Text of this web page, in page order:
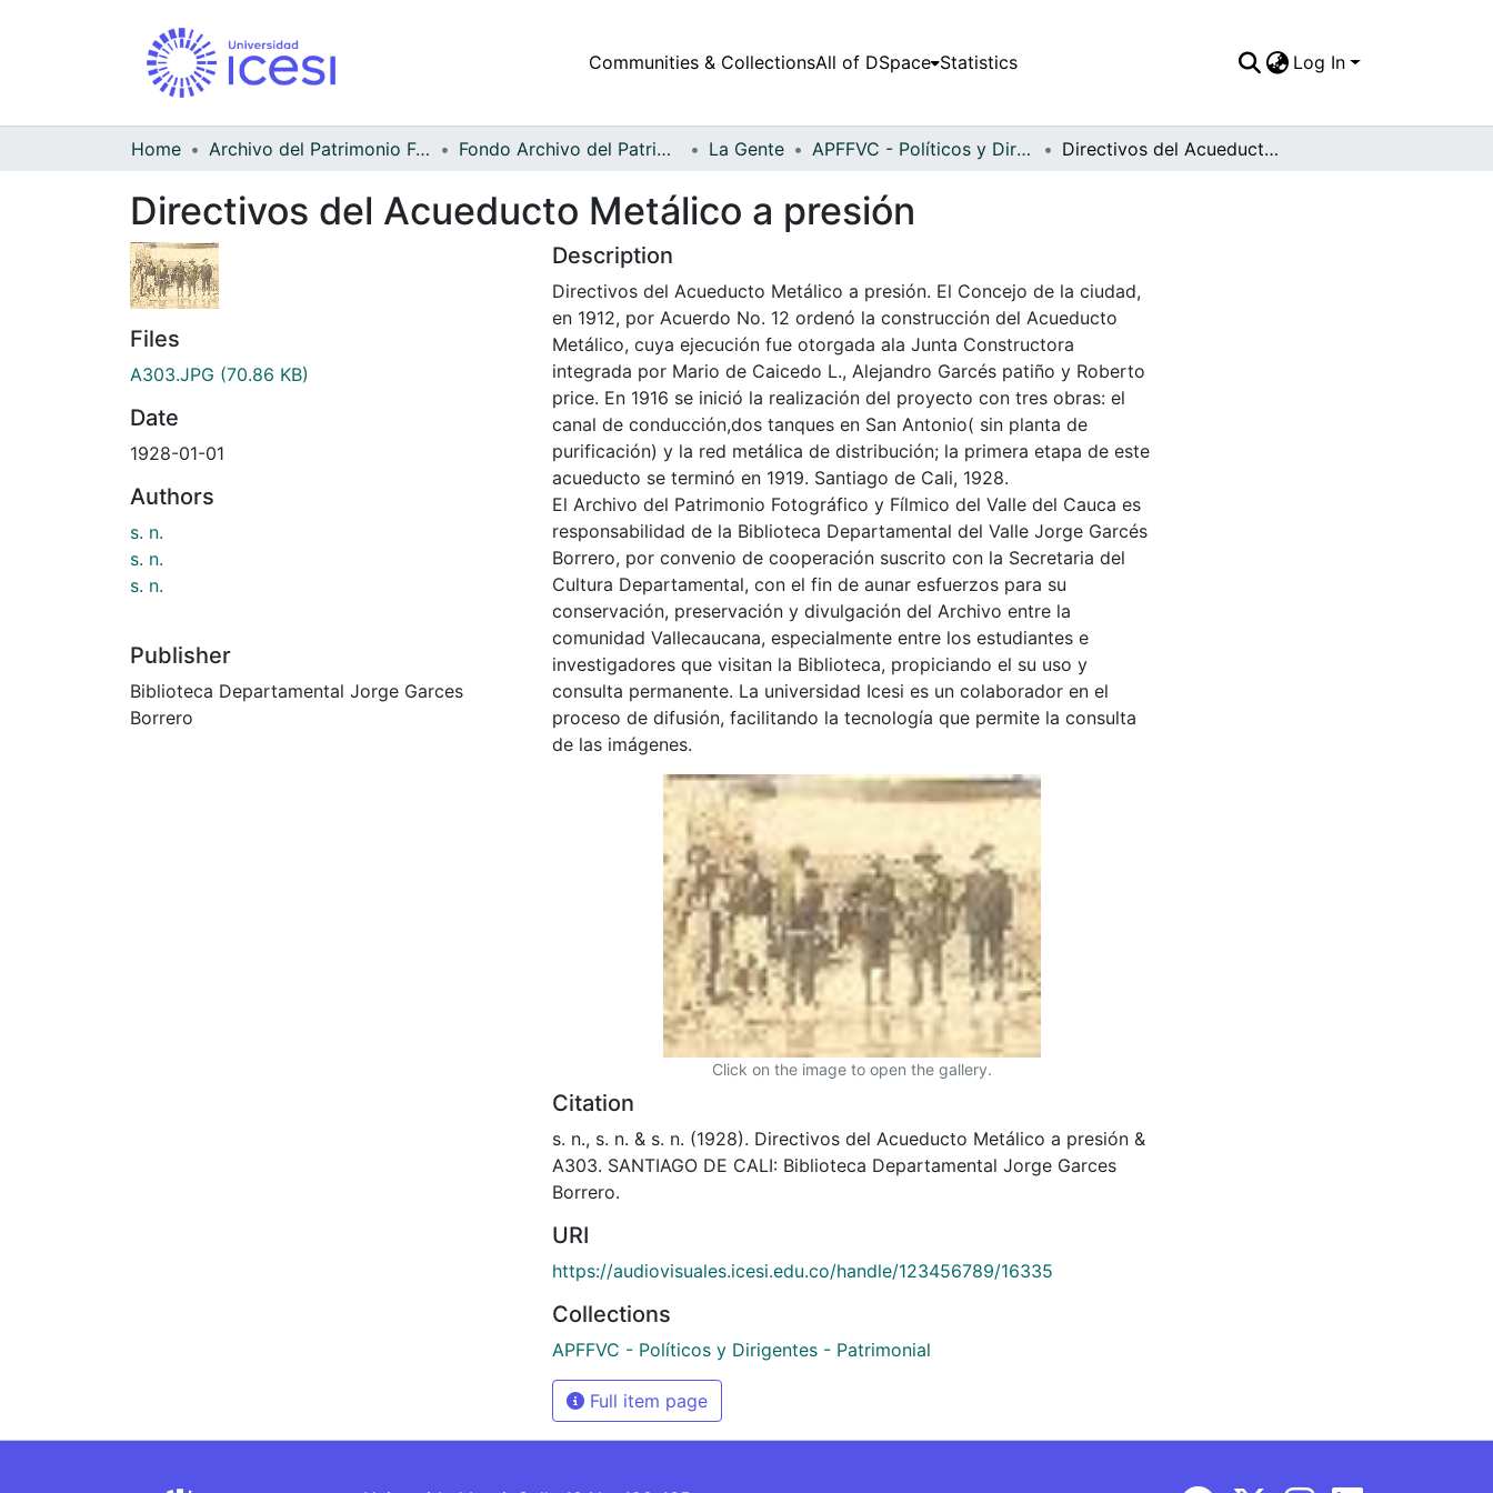
Communities & CollectionsAll of DSpace Statistics Log In
Home Archivo del Patrimonio Fotográfico y Fílmico del Valle del Cauca Fondo Archivo del Patrimonio Fotográfico y Fílmico del Valle del Cauca La Gente APFFVC - Políticos y Dirigentes - Patrimonial Directivos del Acueducto Metálico a presión
Directivos del Acueducto Metálico a presión
Files
A303.JPG (70.86 KB)
Date
1928-01-01
Authors
s. n.
s. n.
s. n.
Publisher
Biblioteca Departamental Jorge Garces
Borrero
Description
Directivos del Acueducto Metálico a presión. El Concejo de la ciudad,
en 1912, por Acuerdo No. 12 ordenó la construcción del Acueducto
Metálico, cuya ejecución fue otorgada ala Junta Constructora
integrada por Mario de Caicedo L., Alejandro Garcés patiño y Roberto
price. En 1916 se inició la realización del proyecto con tres obras: el
canal de conducción,dos tanques en San Antonio( sin planta de
purificación) y la red metálica de distribución; la primera etapa de este
acueducto se terminó en 1919. Santiago de Cali, 1928.
El Archivo del Patrimonio Fotográfico y Fílmico del Valle del Cauca es
responsabilidad de la Biblioteca Departamental del Valle Jorge Garcés
Borrero, por convenio de cooperación suscrito con la Secretaria del
Cultura Departamental, con el fin de aunar esfuerzos para su
conservación, preservación y divulgación del Archivo entre la
comunidad Vallecaucana, especialmente entre los estudiantes e
investigadores que visitan la Biblioteca, propiciando el su uso y
consulta permanente. La universidad Icesi es un colaborador en el
proceso de difusión, facilitando la tecnología que permite la consulta
de las imágenes.
Click on the image to open the gallery.
Citation
s. n., s. n. & s. n. (1928). Directivos del Acueducto Metálico a presión &
A303. SANTIAGO DE CALI: Biblioteca Departamental Jorge Garces
Borrero.
URI
https://audiovisuales.icesi.edu.co/handle/123456789/16335
Collections
APFFVC - Políticos y Dirigentes - Patrimonial
Full item page